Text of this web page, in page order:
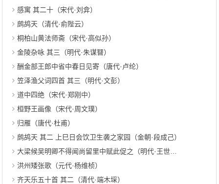
感寓 其二十（宋代·刘弇）
鹧鸪天（清代·俞陛云）
桐柏山黄法师斋（宋代·高似孙）
金陵杂咏 其三（明代·朱谋㬜）
酬金部王郎中省中春日见寄（唐代·卢纶）
笠泽渔父词四首 其三（明代·文彭）
道中四绝（宋代·郑刚中）
桓野王画像（宋代·周文璞）
归雁（唐代·杜甫）
鹧鸪天 其二 上巳日会饮卫生袭之家园（金朝·段成己）
大梁候吴明卿不得闻尚留里中赋此促之（明代·王世贞）
洪州矮张歌（元代·杨维桢）
齐天乐五十首 其二（清代·端木埰）